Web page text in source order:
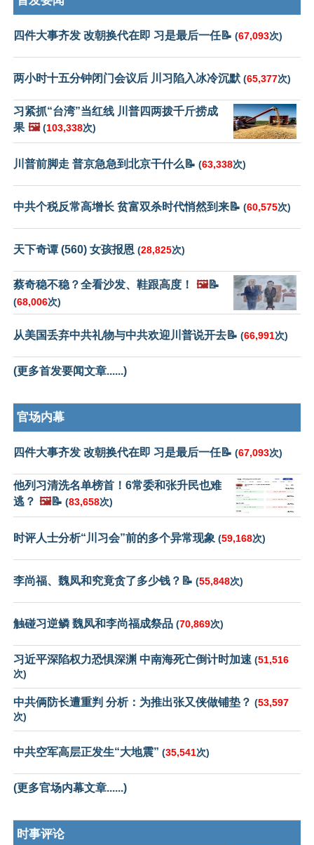
四件大事齐发 改朝换代在即 习是最后一任📝 (67,093次)
两小时十五分钟闭门会议后 川习陷入冰冷沉默 (65,377次)
习紧抓“台湾”当红线 川普四两拨千斤捞成
果 🖼️ (103,338次)
川普前脚走 普京急急到北京干什么📝 (63,338次)
中共个税反常高增长 贫富双杀时代悄然到来📝 (60,575次)
天下奇谭 (560) 女孩报恩 (28,825次)
蔡奇稳不稳？全看沙发、鞋跟高度！ 🖼️📝
(68,006次)
从美国丢弃中共礼物与中共欢迎川普说开去📝 (66,991次)
(更多首发要闻文章......)
官场内幕
四件大事齐发 改朝换代在即 习是最后一任📝 (67,093次)
他列习清洗名单榜首！6常委和张升民也难
逃？ 🖼️📝 (83,658次)
时评人士分析“川习会”前的多个异常现象 (59,168次)
李尚福、魏凤和究竟贪了多少钱？📝 (55,848次)
触碰习逆鳞 魏凤和李尚福成祭品 (70,869次)
习近平深陷权力恐惧深渊 中南海死亡倒计时加速 (51,516
次)
中共俩防长遭重判 分析：为推出张又侠做铺垫？ (53,597
次)
中共空军高层正发生“大地震” (35,541次)
(更多官场内幕文章......)
时事评论